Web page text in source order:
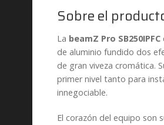
Sobre el
La beamZ Pro SB250IPFC
de aluminio fundido dos
de gran viveza cromática.
primer nivel tanto para
innegociable.
El corazón del equipo son